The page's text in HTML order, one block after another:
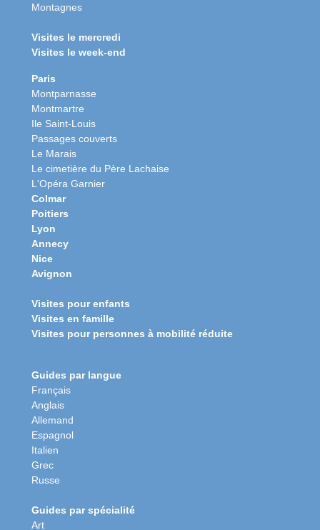
Montagnes
Visites le mercredi
Visites le week-end
Paris
Montparnasse
Montmartre
Ile Saint-Louis
Passages couverts
Le Marais
Le cimetière du Père Lachaise
L'Opéra Garnier
Colmar
Poitiers
Lyon
Annecy
Nice
Avignon
Visites pour enfants
Visites en famille
Visites pour personnes à mobilité réduite
Guides par langue
Français
Anglais
Allemand
Espagnol
Italien
Grec
Russe
Guides par spécialité
Art